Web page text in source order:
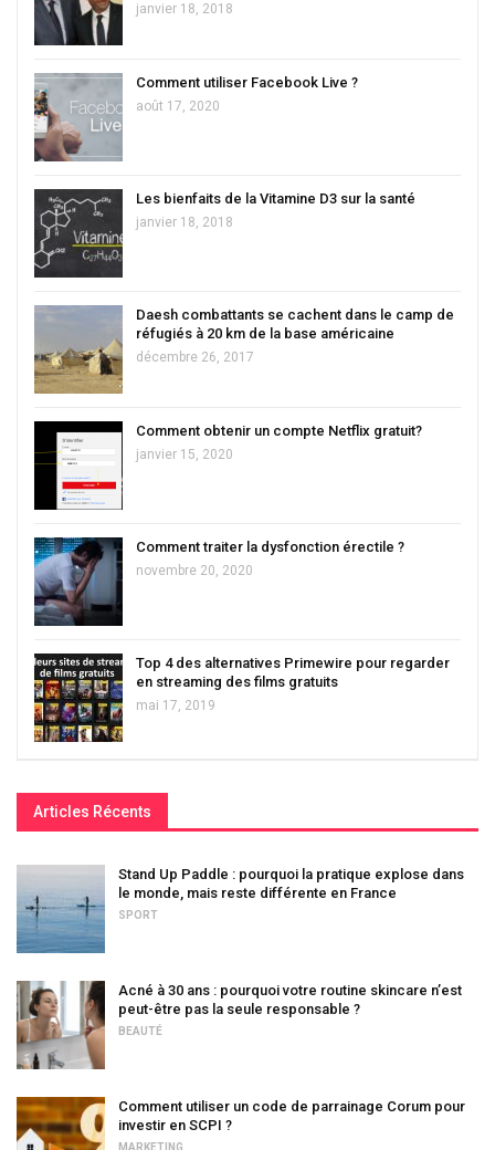
janvier 18, 2018
Comment utiliser Facebook Live ?
août 17, 2020
Les bienfaits de la Vitamine D3 sur la santé
janvier 18, 2018
Daesh combattants se cachent dans le camp de
réfugiés à 20 km de la base américaine
décembre 26, 2017
Comment obtenir un compte Netflix gratuit?
janvier 15, 2020
Comment traiter la dysfonction érectile ?
novembre 20, 2020
Top 4 des alternatives Primewire pour regarder
en streaming des films gratuits
mai 17, 2019
Articles Récents
Stand Up Paddle : pourquoi la pratique explose dans
le monde, mais reste différente en France
SPORT
Acné à 30 ans : pourquoi votre routine skincare n’est
peut-être pas la seule responsable ?
BEAUTÉ
Comment utiliser un code de parrainage Corum pour
investir en SCPI ?
MARKETING